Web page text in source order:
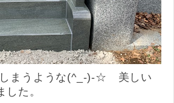
まうような(^_-)-☆ 美しい
た。